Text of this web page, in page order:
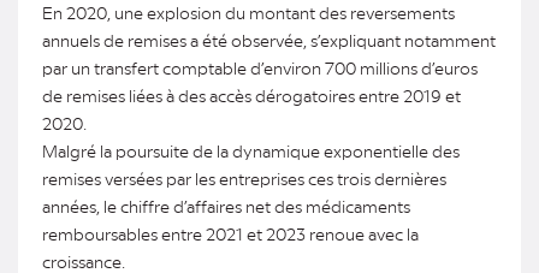
En 2020, une explosion du montant des reversements
annuels de remises a été observée, s’expliquant notamment
par un transfert comptable d’environ 700 millions d’euros
de remises liées à des accès dérogatoires entre 2019 et
2020.
Malgré la poursuite de la dynamique exponentielle des
remises versées par les entreprises ces trois dernières
années, le chiffre d’affaires net des médicaments
remboursables entre 2021 et 2023 renoue avec la
croissance.